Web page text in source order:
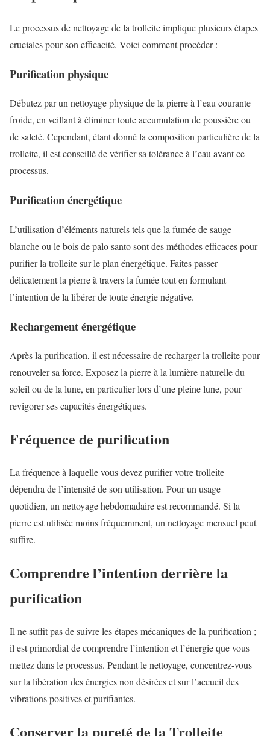
Le processus de nettoyage de la trolleite implique plusieurs étapes
cruciales pour son efficacité. Voici comment procéder :
Purification physique
Débutez par un nettoyage physique de la pierre à l’eau courante
froide, en veillant à éliminer toute accumulation de poussière ou
de saleté. Cependant, étant donné la composition particulière de la
trolleite, il est conseillé de vérifier sa tolérance à l’eau avant ce
processus.
Purification énergétique
L’utilisation d’éléments naturels tels que la fumée de sauge
blanche ou le bois de palo santo sont des méthodes efficaces pour
purifier la trolleite sur le plan énergétique. Faites passer
délicatement la pierre à travers la fumée tout en formulant
l’intention de la libérer de toute énergie négative.
Rechargement énergétique
Après la purification, il est nécessaire de recharger la trolleite pour
renouveler sa force. Exposez la pierre à la lumière naturelle du
soleil ou de la lune, en particulier lors d’une pleine lune, pour
revigorer ses capacités énergétiques.
Fréquence de purification
La fréquence à laquelle vous devez purifier votre trolleite
dépendra de l’intensité de son utilisation. Pour un usage
quotidien, un nettoyage hebdomadaire est recommandé. Si la
pierre est utilisée moins fréquemment, un nettoyage mensuel peut
suffire.
Comprendre l’intention derrière la
purification
Il ne suffit pas de suivre les étapes mécaniques de la purification ;
il est primordial de comprendre l’intention et l’énergie que vous
mettez dans le processus. Pendant le nettoyage, concentrez-vous
sur la libération des énergies non désirées et sur l’accueil des
vibrations positives et purifiantes.
Conserver la pureté de la Trolleite